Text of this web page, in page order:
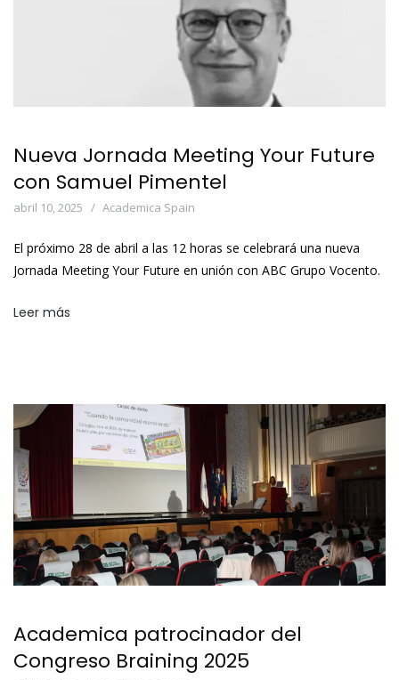
Nueva Jornada Meeting Your Future
con Samuel Pimentel
abril 10, 2025 Academica Spain
El próximo 28 de abril a las 12 horas se celebrará una nueva
Jornada Meeting Your Future en unión con ABC Grupo Vocento.
Leer más
Academica patrocinador del
Congreso Braining 2025